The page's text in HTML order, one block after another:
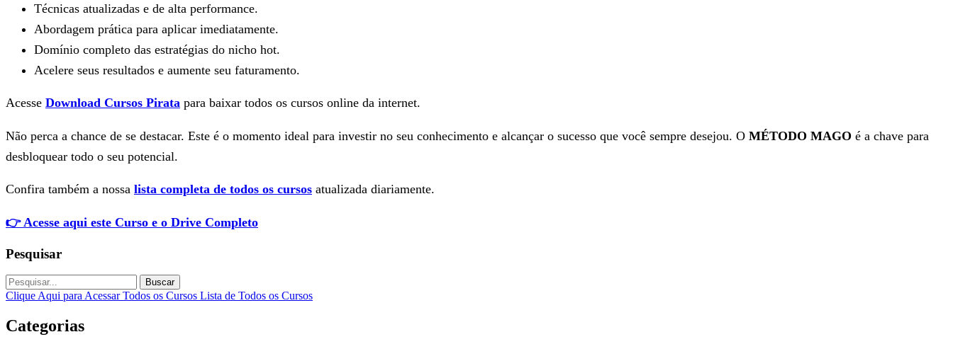
Técnicas atualizadas e de alta performance.
Abordagem prática para aplicar imediatamente.
Domínio completo das estratégias do nicho hot.
Acelere seus resultados e aumente seu faturamento.
Acesse Download Cursos Pirata para baixar todos os cursos online da internet.
Não perca a chance de se destacar. Este é o momento ideal para investir no seu conhecimento e alcançar o sucesso que você sempre desejou. O MÉTODO MAGO é a chave para
desbloquear todo o seu potencial.
Confira também a nossa lista completa de todos os cursos atualizada diariamente.
👉 Acesse aqui este Curso e o Drive Completo
Pesquisar
Buscar
Clique Aqui para Acessar Todos os Cursos Lista de Todos os Cursos
Categorias